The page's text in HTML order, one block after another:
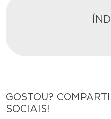
GOSTOU?
SOCIAIS!